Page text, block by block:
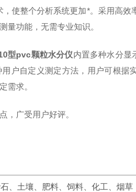
使整个分析系统更加*。采用高
量功能，无需专业知识。
型pvc颗粒水分仪内置多种水分显
户自定义测定方法，用户可根
需求。
，广受用户好评。
、土壤、肥料、饲料、化工、烟草